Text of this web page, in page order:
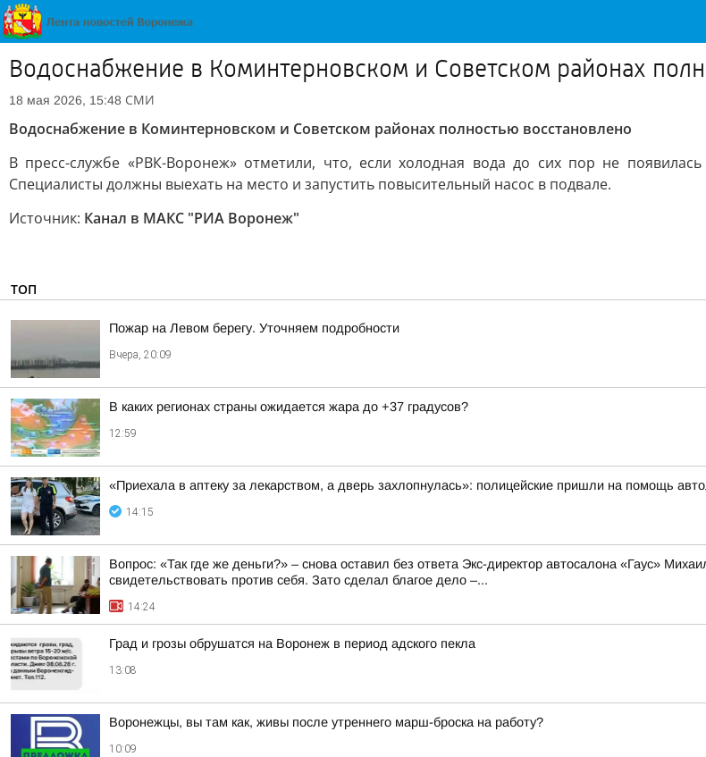
Водоснабжение в Коминтерновском и Советском районах
18 мая 2026, 15:48 СМИ
Водоснабжение в Коминтерновском и Советском районах полностью восстановлено
В пресс-службе «РВК-Воронеж» отметили, что, если холодная вода до сих пор не
Специалисты должны выехать на место и запустить повысительный насос в подвале.
Источник: Канал в МАКС "РИА Воронеж"
ТОП
Пожар на Левом берегу. Уточняем подробности
Вчера, 20:09
В каких регионах страны ожидается жара до +37 градусов?
12:59
«Приехала в аптеку за лекарством, а дверь захлопнулась»: полицейские пришли на помощь
14:15
Вопрос: «Так где же деньги?» – снова оставил без ответа Экс-директор автосалона «Гаус»
свидетельствовать против себя. Зато сделал благое дело –...
14:24
Град и грозы обрушатся на Воронеж в период адского пекла
13:08
Воронежцы, вы там как, живы после утреннего марш-броска на работу?
10:09